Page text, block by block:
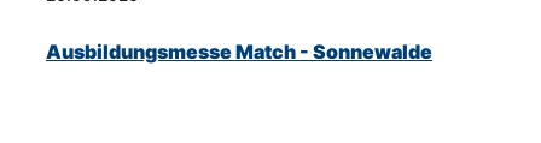
Ausbildungsmesse Match - Sonnewalde